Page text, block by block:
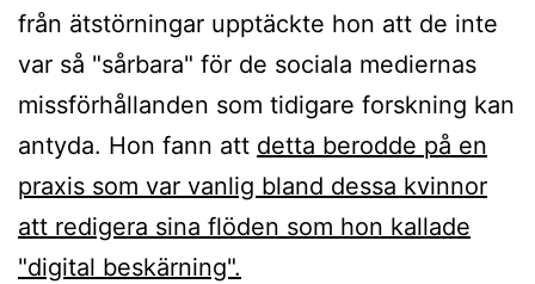
från ätstörningar upptäckte hon att de inte
var så "sårbara" för de sociala mediernas
missförhållanden som tidigare forskning kan
antyda. Hon fann att detta berodde på en
praxis som var vanlig bland dessa kvinnor
att redigera sina flöden som hon kallade
"digital beskärning".